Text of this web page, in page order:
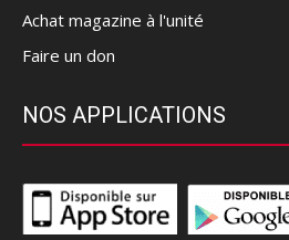
Achat magazine à l'unité
Faire un don
NOS APPLICATIONS